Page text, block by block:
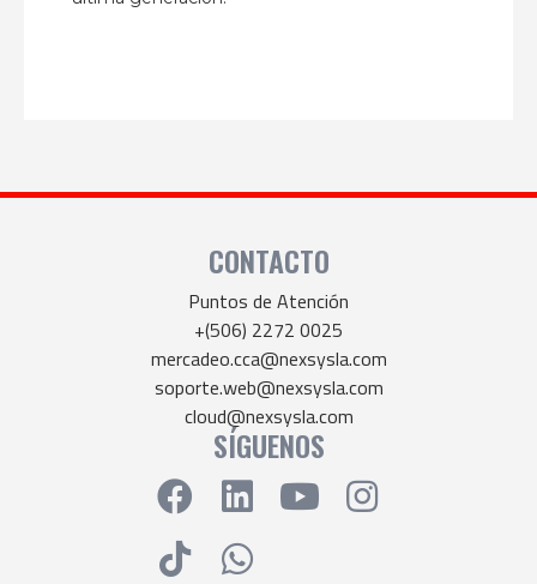
CONTACTO
Puntos de Atención
+(506) 2272 0025
mercadeo.cca@nexsysla.com
soporte.web@nexsysla.com
cloud@nexsysla.com
SÍGUENOS